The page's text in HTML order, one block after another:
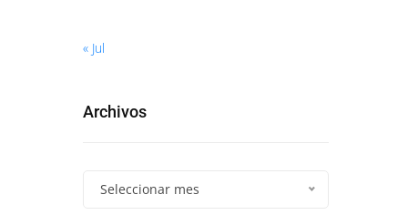
« Jul
Archivos
Seleccionar mes